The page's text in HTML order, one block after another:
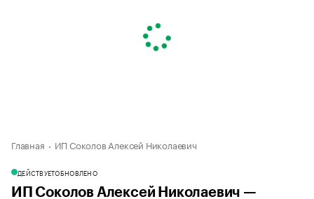
Главная ИП Соколов Алексей Николаевич
ДЕЙСТВУЕТОБНОВЛЕНО
ИП Соколов Алексей Николаевич —